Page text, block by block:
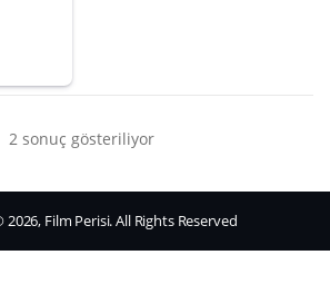
2 sonuç gösteriliyor
Film Perisi. All Rights Reserved